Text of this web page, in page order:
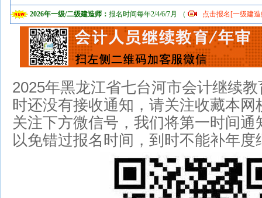
2026年一级/二级建造师：报名时间每年2/4/6/7月 （ 点击报名[一级建
2025年黑龙江省七台河市会计继续
时还没有接收通知，请关注收藏本网
关注下方微信号，我们将第一时间通
以免错过报名时间，到时不能补年度